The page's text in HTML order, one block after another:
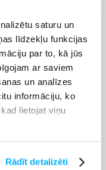
saturu un
līdzekļu funkcijas
par to, kā jūs
ar saviem
un analīzes
informāciju, ko
lietojat viņu
Rādīt detalizēti
aizsargi, spoguļi
rotaļlietas,
bāzes stiprinājumi un
autosēdeklīti,
būtu drošs lietošanā.
kuri vēlas
Tie ir
gan garākos